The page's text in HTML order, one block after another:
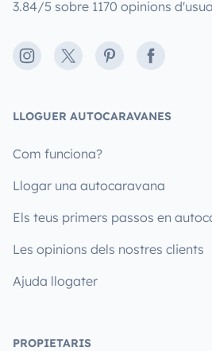
3.84/5 sobre 1170 opinions
Instagram
X PinterestFacebook
LLOGUER AUTOCARAVANES
Com funciona?
Llogar una autocaravana
Els teus primers passos en
Les opinions dels nostres clients
Ajuda llogater
PROPIETARIS